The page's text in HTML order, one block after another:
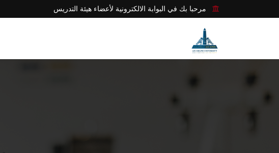
مرحبا بك في البوابة الالكترونية لأعضاء هيئة التدريس